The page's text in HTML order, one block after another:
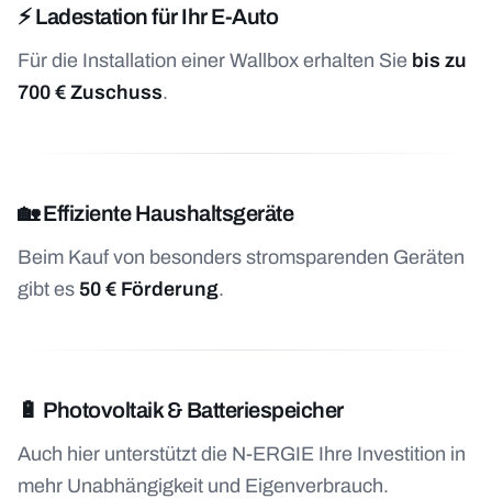
⚡ Ladestation für Ihr E-Auto
Für die Installation einer Wallbox erhalten Sie bis zu
700 € Zuschuss.
🏡 Effiziente Haushaltsgeräte
Beim Kauf von besonders stromsparenden Geräten
gibt es 50 € Förderung.
🔋 Photovoltaik & Batteriespeicher
Auch hier unterstützt die N-ERGIE Ihre Investition in
mehr Unabhängigkeit und Eigenverbrauch.